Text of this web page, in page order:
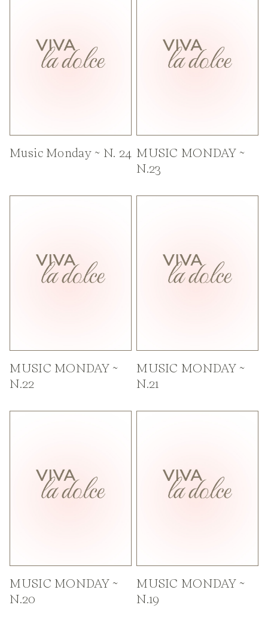
Music Monday ~ N. 24 MUSIC MONDAY ~
N.23
MUSIC MONDAY ~
N.22
MUSIC MONDAY ~
N.21
MUSIC MONDAY ~
N.20
MUSIC MONDAY ~
N.19